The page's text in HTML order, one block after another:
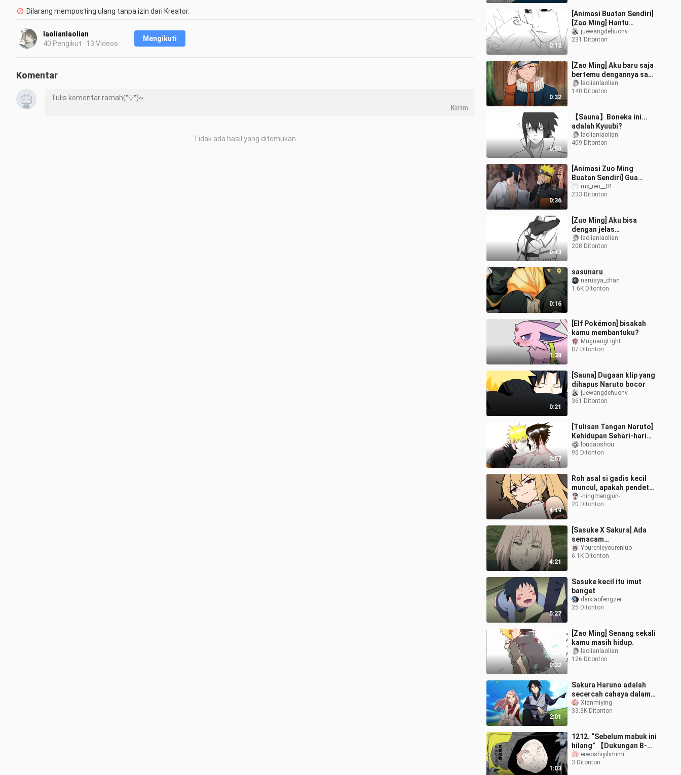
Dilarang memposting ulang tanpa izin dari Kreator.
laolianlaolian
40 Pengikut · 13 Videos
Mengikuti
0:12
[Animasi Buatan Sendiri]
[Zao Ming] Hantu
perempuan 1 tiba
juewangdehuonv
231 Ditonton
0:32
[Zao Ming] Aku baru saja
bertemu dengannya saat
aku berlari terlalu cepat
laolianlaolian
140 Ditonton
0:50
【Sauna】Boneka ini...
adalah Kyuubi?
laolianlaolian
409 Ditonton
0:36
[Animasi Zuo Ming
Buatan Sendiri] Gua
Ular.mp4 Harap kenakan
headphone saat bermain
mx_ren__01
233 Ditonton
0:43
[Zuo Ming] Aku bisa
dengan jelas
merasakanmu
memelukku.
laolianlaolian
208 Ditonton
0:16
sasunaru
narusya_chan
1.6K Ditonton
1:38
[Elf Pokémon] bisakah
kamu membantuku?
MuguangLight
87 Ditonton
0:21
[Sauna] Dugaan klip yang
dihapus Naruto bocor
juewangdehuonv
361 Ditonton
2:57
[Tulisan Tangan Naruto]
Kehidupan Sehari-hari
Sasuke dan Naruto
loudaoshou
95 Ditonton
4:49
Roh asal si gadis kecil
muncul, apakah pendeta
wanita penggemar cinta
ingin menjadi pasangan
-ningmengjun-
20 Ditonton
4:21
[Sasuke X Sakura] Ada
semacam
sadomasokisme di
Naruto yang disebut
Yourenleyourenluo
6.1K Ditonton
5:27
Sasuke kecil itu imut
banget
daixiaofengzei
25 Ditonton
0:32
[Zao Ming] Senang sekali
kamu masih hidup.
laolianlaolian
126 Ditonton
2:01
Sakura Haruno adalah
secercah cahaya dalam
diri Sasuke Uchiha
Xianmiying
33.3K Ditonton
1:03
1212. “Sebelum mabuk ini
hilang” 【Dukungan B-
Moe】
erwoshiyilimimi
3 Ditonton
Komentar
Kirim
Tidak ada hasil yang ditemukan.